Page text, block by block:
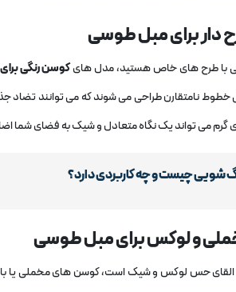
دار برای مبل طوسی
با طرح ‌های خاص هستید، مدل‌ هایکوسن رنگی
نامتقارن طراحی می‌ شوند که می ‌توانند تضاد
گرم می ‌تواند یک نگاه متعادل و شیک به فضای شما
شویی چیست و چه کاربردی دارد؟
و لوکس برای مبل طوسی
القای حس لوکس و شیک است، کوسن‌ های مخملی یا با